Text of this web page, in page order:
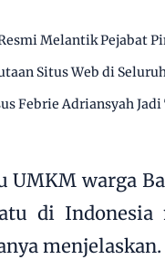
Melantik Pejabat
Situs Web di
Febrie Adriansyah
warga
di Indonesia
menjelaskan.